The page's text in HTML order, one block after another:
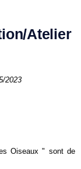
Atelier
2023
Oiseaux " sont de